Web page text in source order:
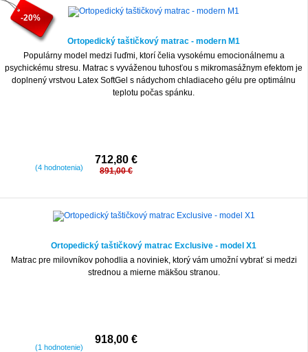
-20%
Ortopedický taštičkový matrac - modern M1
Populárny model medzi ľuďmi, ktorí čelia vysokému emocionálnemu a
psychickému stresu. Matrac s vyváženou tuhosťou s mikromasážnym efektom je
doplnený vrstvou Latex SoftGel s nádychom chladiaceho gélu pre optimálnu
teplotu počas spánku.
(4 hodnotenia)
712,80 €
891,00 €
Ortopedický taštičkový matrac Exclusive - model X1
Matrac pre milovníkov pohodlia a noviniek, ktorý vám umožní vybrať si medzi
strednou a mierne mäkšou stranou.
(1 hodnotenie)
918,00 €